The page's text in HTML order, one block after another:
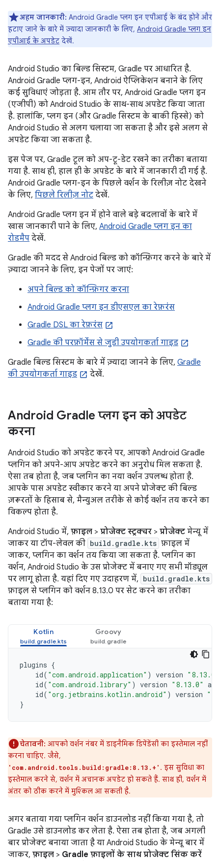
अहम जानकारी: Android Gradle प्लग इन एपीआई के बंद होने और
हटाए जाने के बारे में ज़्यादा जानकारी के लिए, Android Gradle प्लग इन
एपीआई के अपडेट देखें.
Android Studio का बिल्ड सिस्टम, Gradle पर आधारित है.
Android Gradle प्लग-इन, Android ऐप्लिकेशन बनाने के लिए
कई सुविधाएं जोड़ता है. आम तौर पर, Android Gradle प्लग इन
(एजीपी) को Android Studio के साथ-साथ अपडेट किया जाता
है. हालांकि, प्लग इन (और Gradle सिस्टम के बाकी हिस्से) को
Android Studio से अलग चलाया जा सकता है और इसे अलग से
अपडेट किया जा सकता है.
इस पेज पर, Gradle टूल को अप-टू-डेट रखने का तरीका बताया
गया है. साथ ही, हाल ही के अपडेट के बारे में जानकारी दी गई है.
Android Gradle प्लग-इन के पिछले वर्शन के रिलीज़ नोट देखने
के लिए, पिछले रिलीज़ नोट देखें.
Android Gradle प्लग इन में होने वाले बड़े बदलावों के बारे में
खास जानकारी पाने के लिए, Android Gradle प्लग इन का
रोडमैप देखें.
Gradle की मदद से Android बिल्ड को कॉन्फ़िगर करने के बारे में
ज़्यादा जानने के लिए, इन पेजों पर जाएं:
अपने बिल्ड को कॉन्फ़िगर करना
Android Gradle प्लग इन डीएसएल का रेफ़रंस
Gradle DSL का रेफ़रंस
Gradle की परफ़ॉर्मेंस से जुड़ी उपयोगकर्ता गाइड
Gradle बिल्ड सिस्टम के बारे में ज़्यादा जानने के लिए, Gradle
की उपयोगकर्ता गाइड
देखें.
Android Gradle प्लग इन को अपडेट
करना
Android Studio को अपडेट करने पर, आपको Android Gradle
प्लगिन को अपने-आप अपडेट करने का अनुरोध मिल सकता है.
ऐसा तब होता है, जब प्लगिन का नया वर्शन उपलब्ध होता है.
आपके पास अपडेट स्वीकार करने या अपने प्रोजेक्ट की बिल्ड
ज़रूरतों के हिसाब से, मैन्युअल तरीके से कोई वर्शन तय करने का
विकल्प होता है.
Android Studio में, फ़ाइल > प्रोजेक्ट स्ट्रक्चर > प्रोजेक्ट मेन्यू में
जाकर या टॉप-लेवल की build.gradle.kts फ़ाइल में
जाकर, प्लगिन का वर्शन तय किया जा सकता है. प्लगिन का
वर्शन, Android Studio के उस प्रोजेक्ट में बनाए गए सभी मॉड्यूल
पर लागू होता है. यहां दिए गए उदाहरण में, build.gradle.kts
फ़ाइल से प्लगिन को वर्शन 8.13.0 पर सेट करने का तरीका
बताया गया है:
Kotlin Groovy
plugins {
id( "com.android.application" ) version "8.13.0"
id( "com.android.library" ) version "8.13.0"
id( "org.jetbrains.kotlin.android" ) version
}
चेतावनी: आपको वर्शन नंबर में डाइनैमिक डिपेंडेंसी का इस्तेमाल नहीं
करना चाहिए. जैसे,
'com.android.tools.build:gradle:8.13.+' . इस सुविधा का
इस्तेमाल करने से, वर्शन में अचानक अपडेट हो सकते हैं. साथ ही, वर्शन में
अंतर को ठीक करने में मुश्किल आ सकती है.
अगर बताया गया प्लगिन वर्शन डाउनलोड नहीं किया गया है, तो
Gradle उसे डाउनलोड कर लेता है. ऐसा तब होता है, जब अगली
बार प्रोजेक्ट बनाया जाता है या Android Studio के मेन्यू बार में
जाकर, फ़ाइल > Gradle फ़ाइलों के साथ प्रोजेक्ट सिंक करें